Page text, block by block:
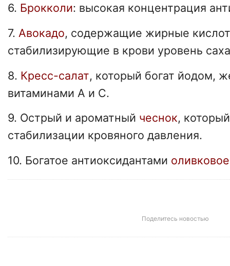
6. Брокколи: высокая концентрация
7. Авокадо, содержащие жирные
стабилизирующие в крови уровень
8. Кресс-салат, который богат йодом,
витаминами А и С.
9. Острый и ароматный чеснок,
стабилизации кровяного давления.
10. Богатое антиоксидантами
Поделитесь новостью